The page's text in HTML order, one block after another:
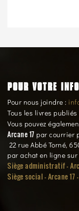
POUR VOTRE
Pour nous joindre :
Tous les livres
Vous pouvez
Arcane 17 par courrier
22 rue Abbé Torné,
par achat en ligne
Siège administratif -
Siège social -Arcane 17